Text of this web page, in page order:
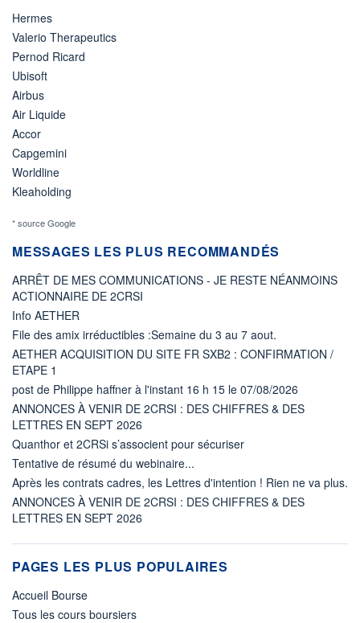
Hermes
Valerio Therapeutics
Pernod Ricard
Ubisoft
Airbus
Air Liquide
Accor
Capgemini
Worldline
Kleaholding
* source Google
MESSAGES LES PLUS RECOMMANDÉS
ARRÊT DE MES COMMUNICATIONS - JE RESTE NÉANMOINS
ACTIONNAIRE DE 2CRSI
Info AETHER
File des amix irréductibles :Semaine du 3 au 7 aout.
AETHER ACQUISITION DU SITE FR SXB2 : CONFIRMATION /
ETAPE 1
post de Philippe haffner à l'instant 16 h 15 le 07/08/2026
ANNONCES À VENIR DE 2CRSI : DES CHIFFRES & DES
LETTRES EN SEPT 2026
Quanthor et 2CRSi s’associent pour sécuriser
Tentative de résumé du webinaire...
Après les contrats cadres, les Lettres d'intention ! Rien ne va plus.
ANNONCES À VENIR DE 2CRSI : DES CHIFFRES & DES
LETTRES EN SEPT 2026
PAGES LES PLUS POPULAIRES
Accueil Bourse
Tous les cours boursiers